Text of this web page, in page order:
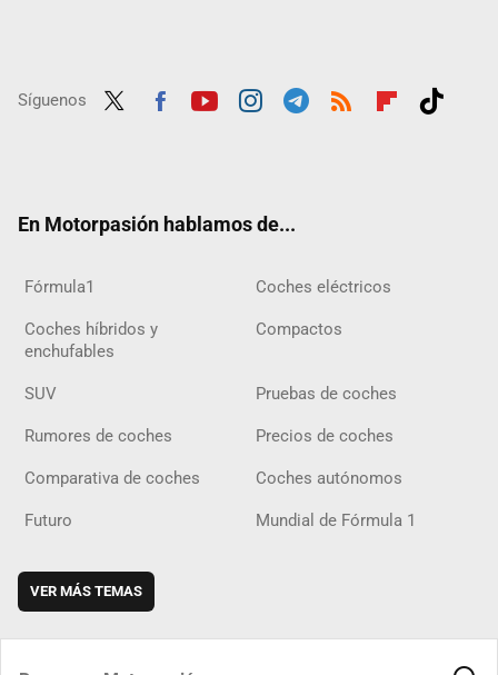
Síguenos
En Motorpasión hablamos de...
Fórmula1 Coches eléctricos
Coches híbridos y
enchufables
Compactos
SUV Pruebas de coches
Rumores de coches Precios de coches
Comparativa de coches Coches autónomos
Futuro Mundial de Fórmula 1
VER MÁS TEMAS